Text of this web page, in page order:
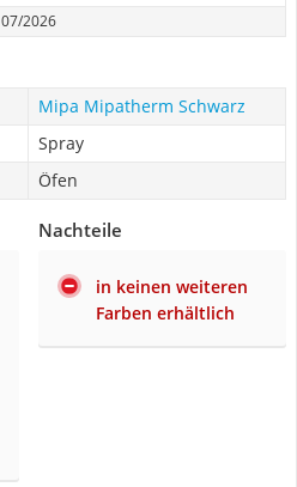
07/2026
Mipa Mipatherm Schwarz
Spray
Öfen
Nachteile
in keinen weiteren
Farben erhältlich